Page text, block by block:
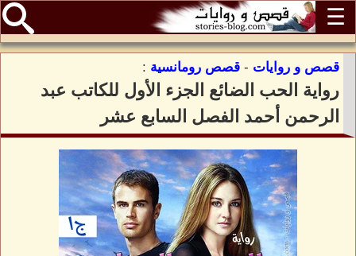
☰
قصص و روايات - قصص رومانسية :
رواية الحب الضائع الجزء الأول للكاتب عبد
الرحمن أحمد الفصل السابع عشر